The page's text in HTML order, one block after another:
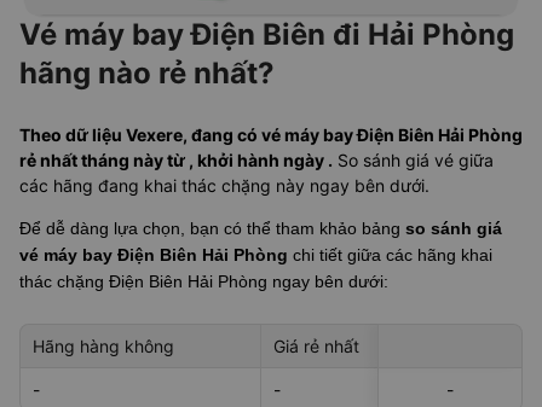
Vé máy bay Điện Biên đi Hải Phòng
hãng nào rẻ nhất?
Theo dữ liệu Vexere, đang có vé máy bay Điện Biên Hải Phòng
rẻ nhất tháng này từ , khởi hành ngày . So sánh giá vé giữa
các hãng đang khai thác chặng này ngay bên dưới.
Để dễ dàng lựa chọn, bạn có thể tham khảo bảng so sánh giá
vé máy bay Điện Biên Hải Phòng chi tiết giữa các hãng khai
thác chặng Điện Biên Hải Phòng ngay bên dưới:
Hãng hàng không Giá rẻ nhất
- - -
-